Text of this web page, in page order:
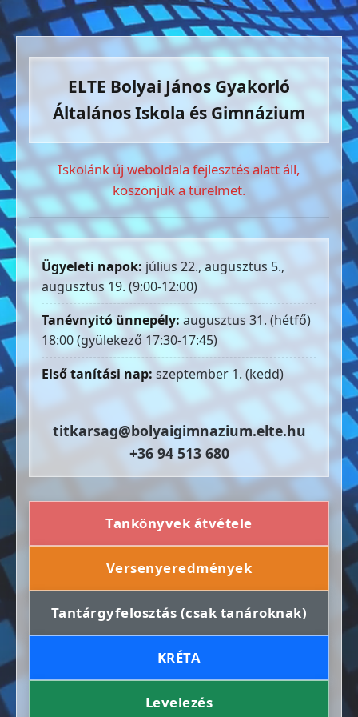
ELTE Bolyai János Gyakorló
Általános Iskola és Gimnázium
Iskolánk új weboldala fejlesztés alatt áll,
köszönjük a türelmet.
Ügyeleti napok: július 22., augusztus 5.,
augusztus 19. (9:00-12:00)
Tanévnyitó ünnepély: augusztus 31. (hétfő)
18:00 (gyülekező 17:30-17:45)
Első tanítási nap: szeptember 1. (kedd)
titkarsag@bolyaigimnazium.elte.hu
+36 94 513 680
Tankönyvek átvétele
Versenyeredmények
Tantárgyfelosztás (csak tanároknak)
KRÉTA
Levelezés